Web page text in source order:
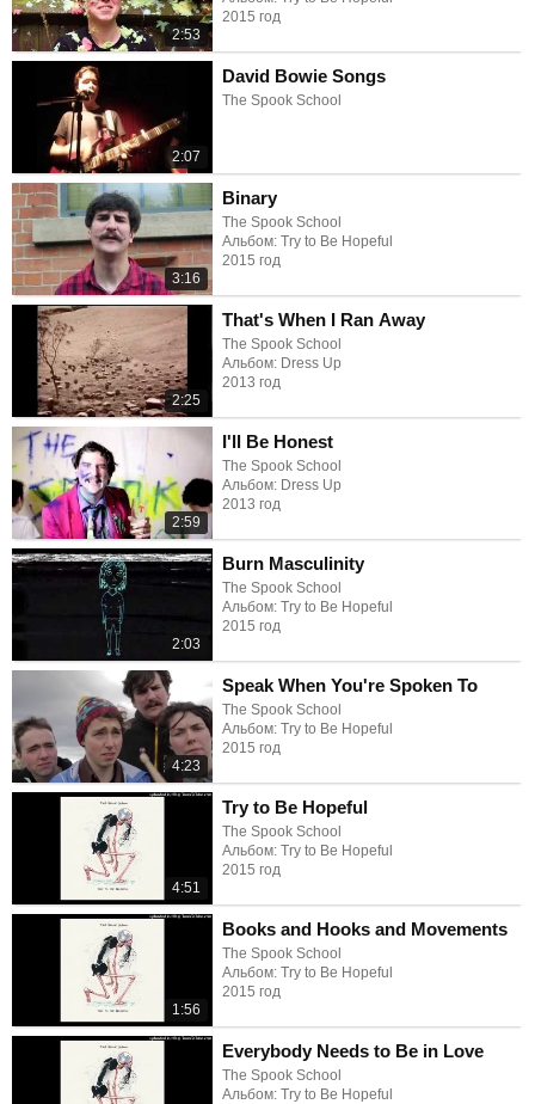
2:53
2015 год
2:07
David Bowie Songs
The Spook School
3:16
Binary
The Spook School
Альбом: Try to Be Hopeful
2015 год
2:25
That's When I Ran Away
The Spook School
Альбом: Dress Up
2013 год
2:59
I'll Be Honest
The Spook School
Альбом: Dress Up
2013 год
2:03
Burn Masculinity
The Spook School
Альбом: Try to Be Hopeful
2015 год
4:23
Speak When You're Spoken To
The Spook School
Альбом: Try to Be Hopeful
2015 год
4:51
Try to Be Hopeful
The Spook School
Альбом: Try to Be Hopeful
2015 год
1:56
Books and Hooks and Movements
The Spook School
Альбом: Try to Be Hopeful
2015 год
Everybody Needs to Be in Love
The Spook School
Альбом: Try to Be Hopeful